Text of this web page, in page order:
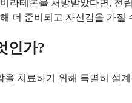
라테론을 처방받았다면, 전
더 준비되고 자신감을 가질
인가?
치료하기 위해 특별히 설